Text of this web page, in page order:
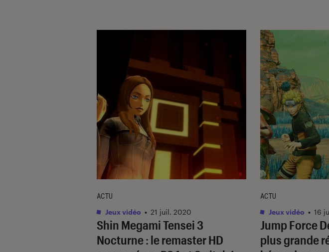
Shin Megami Tensei 3
Nocturne : le remaster HD
ACTU
Jeux vidéo • 21 juil. 2020
Jump Force
plus grande
ACTU
Jeux vidéo • 16